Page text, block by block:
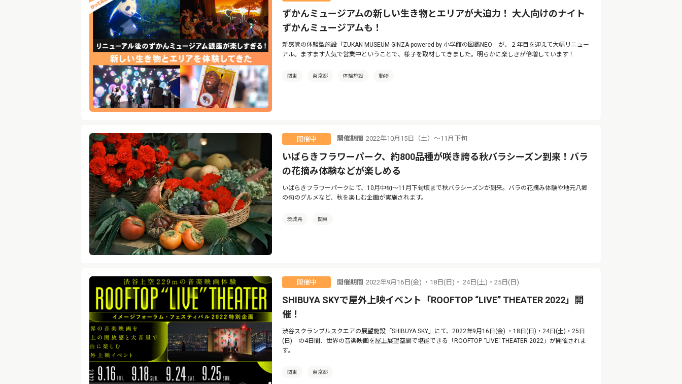
ずかんミュージアムの新しい生き物とエリアが大迫力！ 大人向けのナイト
ずかんミュージアムも！
新感覚の体験型施設「ZUKAN MUSEUM GINZA powered by 小学館の図鑑NEO」が、２年目を迎えて大幅リニュー
アル。ますます人気で営業中ということで、様子を取材してきました。明らかに楽しさが倍増しています！
関東 東京都 体験施設 動物
開催中 開催期間 2022年10月15日（土）～11月下旬
いばらきフラワーパーク、約800品種が咲き誇る秋バラシーズン到来！バラ
の花摘み体験などが楽しめる
いばらきフラワーパークにて、10月中旬〜11月下旬頃まで秋バラシーズンが到来。バラの花摘み体験や地元八郷
の旬のグルメなど、秋を楽しむ企画が実施されます。
茨城県 関東
開催中 開催期間 2022年9月16日(金) ・18日(日)・ 24日(土)・25日(日)
SHIBUYA SKYで屋外上映イベント「ROOFTOP “LIVE” THEATER 2022」開
催！
渋谷スクランブルスクエアの展望施設「SHIBUYA SKY」にて、2022年9月16日(金) ・18日(日)・24日(土)・25日
(日) の4日間、世界の音楽映画を屋上展望空間で堪能できる「ROOFTOP “LIVE” THEATER 2022」が開催されま
す。
関東 東京都